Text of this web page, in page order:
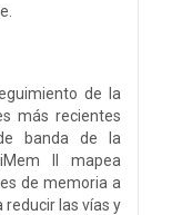
de la
más recientes
banda de la
II mapea
de memoria a
reducir las vías y